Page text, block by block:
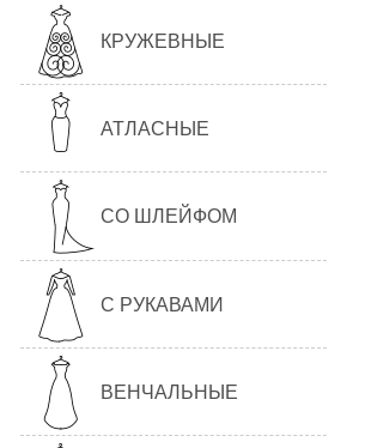
КРУЖЕВНЫЕ
АТЛАСНЫЕ
СО ШЛЕЙФОМ
С РУКАВАМИ
ВЕНЧАЛЬНЫЕ